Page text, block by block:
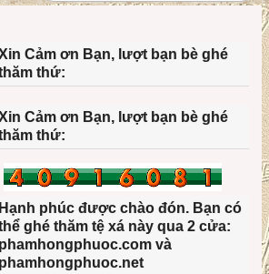
Cảm ơn Bạn, lượt bạn bè ghé
thứ:
Cảm ơn Bạn, lượt bạn bè ghé
thứ:
Hạnh phúc được chào đón. Bạn có
ghé thăm tệ xá này qua 2 cửa:
phamhongphuoc.com và
phamhongphuoc.net